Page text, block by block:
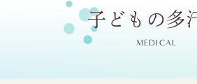
子どもの多
MEDICAL